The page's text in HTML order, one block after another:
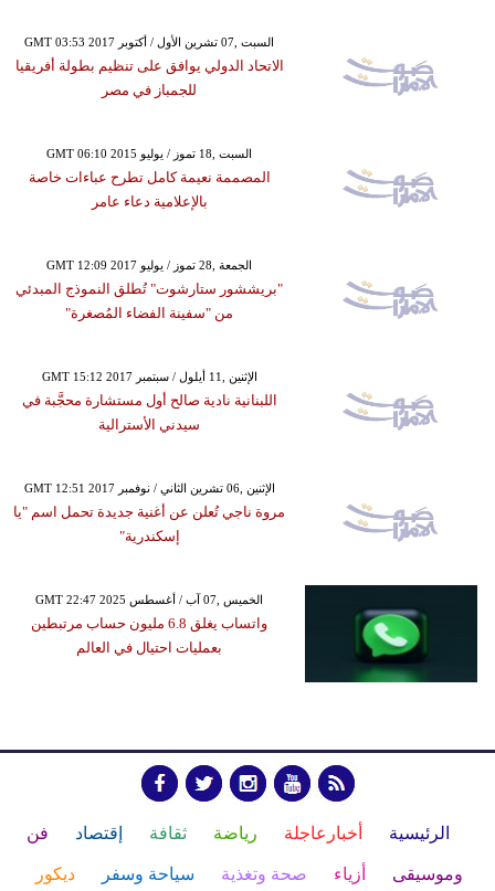
GMT 03:53 2017 السبت ,07 تشرين الأول / أكتوبر
الاتحاد الدولي يوافق على تنظيم بطولة أفريقيا
للجمباز في مصر
GMT 06:10 2015 السبت ,18 تموز / يوليو
المصممة نعيمة كامل تطرح عباءات خاصة
بالإعلامية دعاء عامر
GMT 12:09 2017 الجمعة ,28 تموز / يوليو
"بريششور ستارشوت" تُطلق النموذج المبدئي
من "سفينة الفضاء المُصغرة"
GMT 15:12 2017 الإثنين ,11 أيلول / سبتمبر
اللبنانية نادية صالح أول مستشارة محجَّبة في
سيدني الأسترالية
GMT 12:51 2017 الإثنين ,06 تشرين الثاني / نوفمبر
مروة ناجي تُعلن عن أغنية جديدة تحمل اسم "يا
إسكندرية"
GMT 22:47 2025 الخميس ,07 آب / أغسطس
واتساب يغلق 6.8 مليون حساب مرتبطين
بعمليات احتيال في العالم
الرئيسية أخبارعاجلة رياضة ثقافة إقتصاد فن
وموسيقى أزياء صحة وتغذية سياحة وسفر ديكور